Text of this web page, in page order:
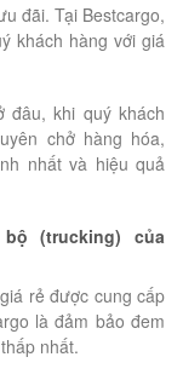
đãi. Tại Bestcargo,
khách hàng với giá
đâu, khi quý khách
chở hàng hóa,
nhất và hiệu quả
(trucking) của
rẻ được cung cấp
là đảm bảo đem
nhất.